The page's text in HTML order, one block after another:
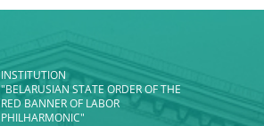
INSTITUTION
"BELARUSIAN STATE ORDER OF THE
RED BANNER OF LABOR
PHILHARMONIC"